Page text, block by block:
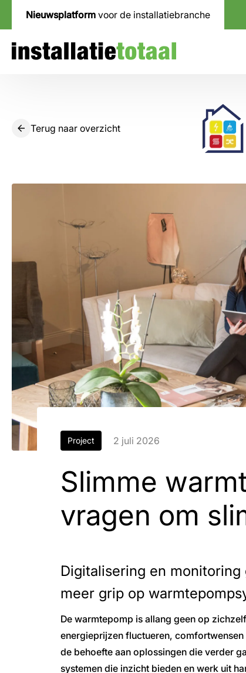
Nieuwsplatform voor de installatiebranche
Terug naar overzicht
Project 2 juli 2026
Slimme
vragen om
Digitalisering en
meer grip op
De warmtepomp is allang geen op
energieprijzen fluctueren,
de behoefte aan oplossingen die verder
systemen die inzicht bieden en werk uit